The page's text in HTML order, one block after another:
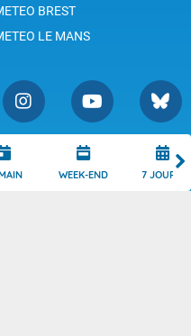
WEEK-END 7 JOURS
BREST
LE MANS